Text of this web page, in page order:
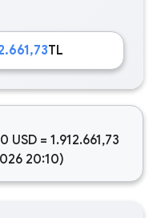
TL
USD = 1.912.661,73
20:10)